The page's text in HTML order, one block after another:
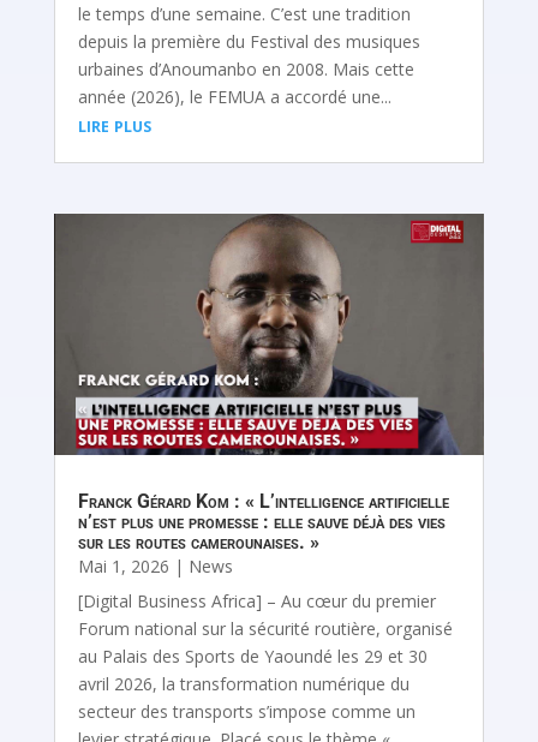
le temps d’une semaine. C’est une tradition
depuis la première du Festival des musiques
urbaines d’Anoumanbo en 2008. Mais cette
année (2026), le FEMUA a accordé une...
lire plus
Franck Gérard Kom : « L’intelligence artificielle
n’est plus une promesse : elle sauve déjà des vies
sur les routes camerounaises. »
Mai 1, 2026 | News
[Digital Business Africa] – Au cœur du premier
Forum national sur la sécurité routière, organisé
au Palais des Sports de Yaoundé les 29 et 30
avril 2026, la transformation numérique du
secteur des transports s’impose comme un